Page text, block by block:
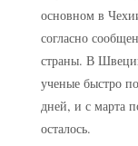
основном в
согласно
страны. В
ученые быстро
дней, и с марта
осталось.